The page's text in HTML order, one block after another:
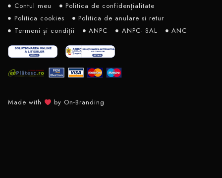
Contul meu
Politica de confidențialitate
Politica cookies
Politica de anulare si retur
Termeni și condiții
ANPC ANPC- SAL ANC
Made with by On-Branding​